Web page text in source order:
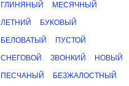
ГЛИНЯНЫЙ МЕСЯЧНЫЙ
ЛЕТНИЙ БУКОВЫЙ
БЕЛОВАТЫЙ ПУСТОЙ
СНЕГОВОЙ ЗВОНКИЙ НОВЫЙ
ПЕСЧАНЫЙ БЕЗЖАЛОСТНЫЙ